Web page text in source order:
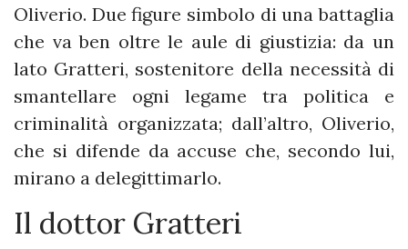
Oliverio. Due figure simbolo di una battaglia
che va ben oltre le aule di giustizia: da un
lato Gratteri, sostenitore della necessità di
smantellare ogni legame tra politica e
criminalità organizzata; dall’altro, Oliverio,
che si difende da accuse che, secondo lui,
mirano a delegittimarlo.
Il dottor Gratteri